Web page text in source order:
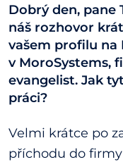
Dobrý den, pane
náš rozhovor
vašem profilu na
v MoroSystems,
evangelist. Jak
práci?
Velmi krátce po
příchodu do